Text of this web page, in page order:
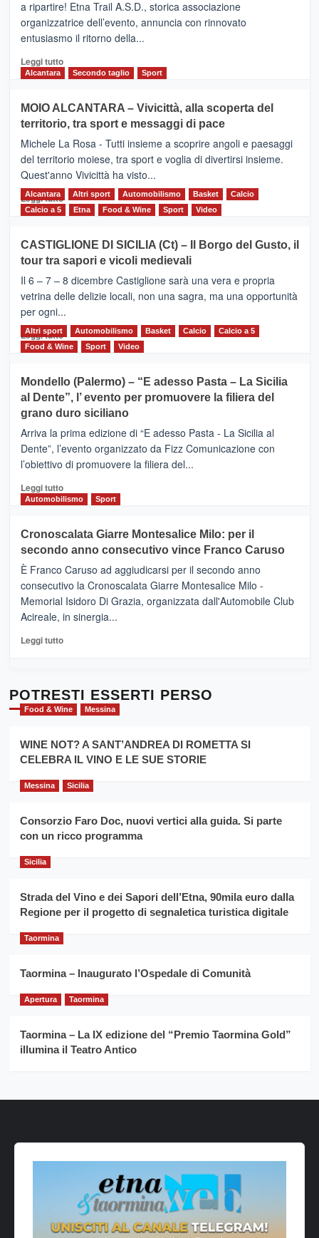
dell’Etna,
presentata
l’edizione
2026
a ripartire! Etna Trail A.S.D., storica associazione
organizzatrice dell’evento, annuncia con rinnovato
entusiasmo il ritorno della...
Leggi tuttoLeggi
Torna
la
Supermaratona
dell’Etna
Alcantara Secondo taglio Sport
MOIO ALCANTARA – Vivicittà, alla scoperta del
territorio, tra sport e messaggi di pace
Michele La Rosa - Tutti insieme a scoprire angoli e paesaggi
del territorio moiese, tra sport e voglia di divertirsi insieme.
Quest'anno Vivicittà ha visto...
Leggi tutto Leggi
MOIO
ALCANTARA
–
Vivicittà,
alla
scoperta
del
territorio,
e
messaggi
di
Alcantara Altri sport Automobilismo Basket
Calcio
Calcio a 5
Etna Food & Wine Sport Video
CASTIGLIONE DI SICILIA (Ct) – Il Borgo del Gusto, il
tour tra sapori e vicoli medievali
Il 6 – 7 – 8 dicembre Castiglione sarà una vera e propria
vetrina delle delizie locali, non una sagra, ma una opportunità
per ogni...
Leggi tuttoLeggi
di
CASTIGLIONE
DI
SICILIA
(Ct)
–
Il
Borgo
Gusto,
il
tra
sapori
vicoli
medievali
Altri sport Automobilismo Basket Calcio
Calcio a 5
Food & Wine
Sport Video
Mondello (Palermo) – “E adesso Pasta – La Sicilia
al Dente”, l’ evento per promuovere la filiera del
grano duro siciliano
Arriva la prima edizione di “E adesso Pasta - La Sicilia al
Dente”, l’evento organizzato da Fizz Comunicazione con
l’obiettivo di promuovere la filiera del...
Leggi tuttoLeggi
di
Mondello
(Palermo)
–
“E
adesso
Pasta
–
Sicilia
l’
evento
per
la
filiera
grano
Automobilismo Sport
Cronoscalata Giarre Montesalice Milo: per il
secondo anno consecutivo vince Franco Caruso
È Franco Caruso ad aggiudicarsi per il secondo anno
consecutivo la Cronoscalata Giarre Montesalice Milo -
Memorial Isidoro Di Grazia, organizzata dall'Automobile Club
Acireale, in sinergia...
Leggi tuttoLeggi
Cronoscalata
Giarre
Montesalice
per
il
anno
Franco
Caruso
POTRESTI ESSERTI PERSO
Food & Wine Messina
WINE NOT? A SANT’ANDREA DI ROMETTA SI
CELEBRA IL VINO E LE SUE STORIE
Messina Sicilia
Consorzio Faro Doc, nuovi vertici alla guida. Si parte
con un ricco programma
Sicilia
Strada del Vino e dei Sapori dell’Etna, 90mila euro dalla
Regione per il progetto di segnaletica turistica digitale
Taormina
Taormina – Inaugurato l’Ospedale di Comunità
Apertura Taormina
Taormina – La IX edizione del “Premio Taormina Gold”
illumina il Teatro Antico